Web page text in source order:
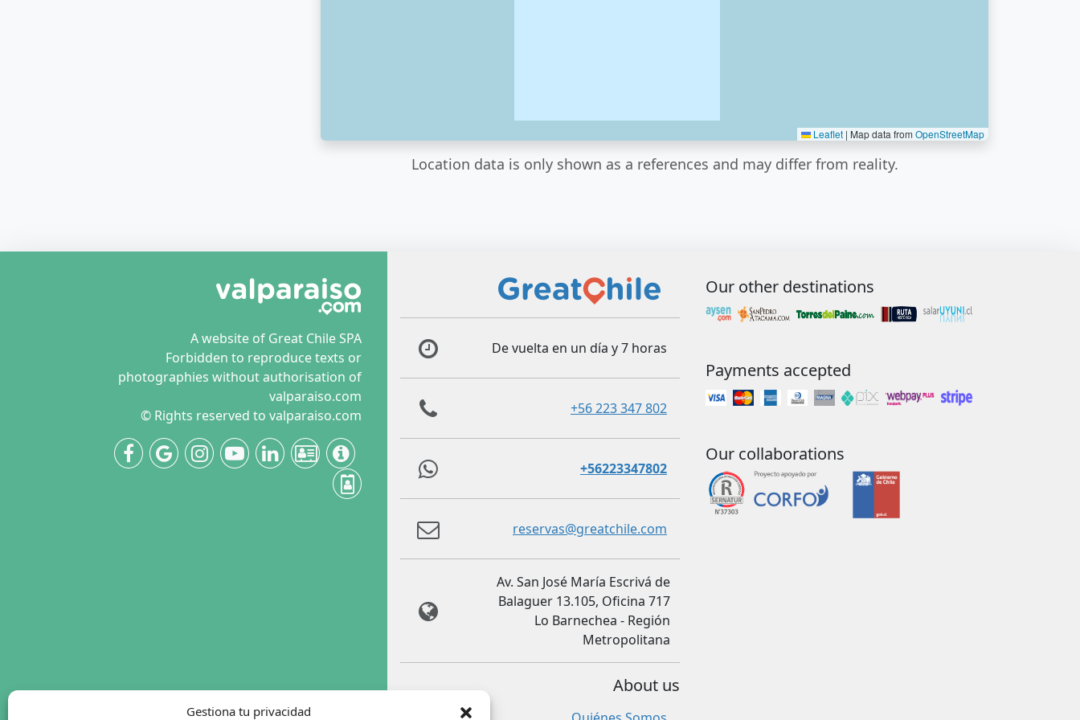
Gestiona tu privacidad
Leaflet | Map data from OpenStreetMap
Location data is only shown as a references and may differ from reality.
A website of Great Chile SPA
Forbidden to reproduce texts or
photographies without authorisation of
valparaiso.com
© Rights reserved to valparaiso.com
De vuelta en un día y 7 horas
+56 223 347 802
+56223347802
reservas@greatchile.com
Av. San José María Escrivá de
Balaguer 13.105, Oficina 717
Lo Barnechea - Región
Metropolitana
About us
Our other destinations
Payments accepted
Our collaborations